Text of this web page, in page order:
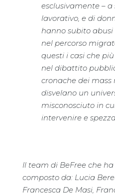
esclusivamente –
lavorativo, e di
hanno subito abusi
nel percorso
questi i casi che
nel dibattito
cronache dei mass
disvelano un
misconosciuto in
intervenire e
Il team di BeFree che
composto da: Lucia
Francesca De Masi,